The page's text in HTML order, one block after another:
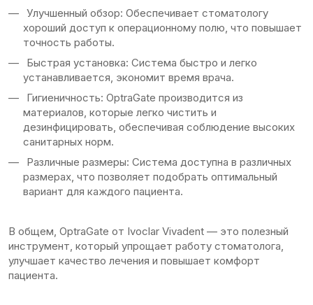
Улучшенный обзор: Обеспечивает стоматологу
хороший доступ к операционному полю, что повышает
точность работы.
Быстрая установка: Система быстро и легко
устанавливается, экономит время врача.
Гигиеничность: OptraGate производится из
материалов, которые легко чистить и
дезинфицировать, обеспечивая соблюдение высоких
санитарных норм.
Различные размеры: Система доступна в различных
размерах, что позволяет подобрать оптимальный
вариант для каждого пациента.
В общем, OptraGate от Ivoclar Vivadent — это полезный
инструмент, который упрощает работу стоматолога,
улучшает качество лечения и повышает комфорт
пациента.